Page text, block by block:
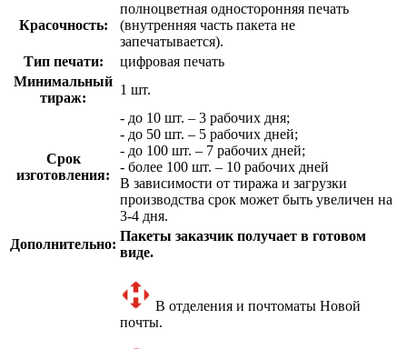
Красочность:
полноцветная односторонняя печать
(внутренняя часть пакета не
запечатывается).
Тип печати:
цифровая печать
Минимальный
тираж:
1 шт.
Срок
изготовления:
- до 10 шт. – 3 рабочих дня;
- до 50 шт. – 5 рабочих дней;
- до 100 шт. – 7 рабочих дней;
- более 100 шт. – 10 рабочих дней
В зависимости от тиража и загрузки
производства срок может быть увеличен на
3-4 дня.
Дополнительно:
Пакеты заказчик получает в готовом
виде.
В отделения и почтоматы Новой
почты.